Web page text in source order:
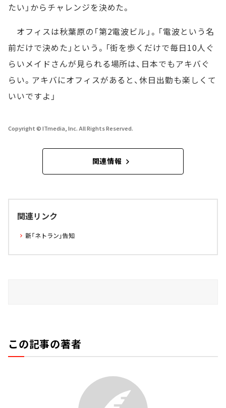
たい」からチャレンジを決めた。
オフィスは秋葉原の「第2電波ビル」。「電波という名
前だけで決めた」という。「街を歩くだけで毎日10人ぐ
らいメイドさんが見られる場所は、日本でもアキバぐ
らい。アキバにオフィスがあると、休日出勤も楽しくて
いいですよ」
Copyright © ITmedia, Inc. All Rights Reserved.
関連情報
関連リンク
新「ネトラン」告知
この記事の著者